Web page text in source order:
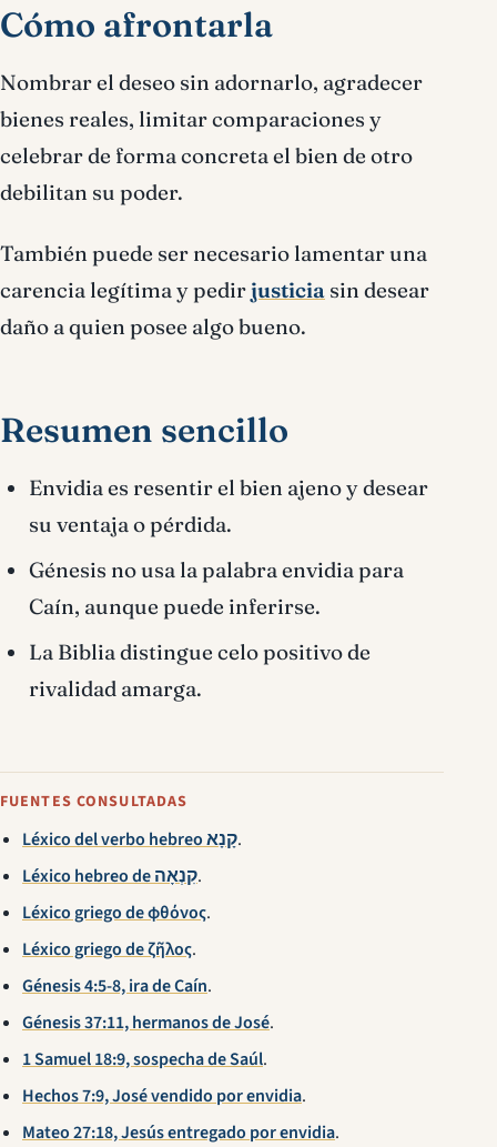
Cómo afrontarla
Nombrar el deseo sin adornarlo, agradecer
bienes reales, limitar comparaciones y
celebrar de forma concreta el bien de otro
debilitan su poder.
También puede ser necesario lamentar una
carencia legítima y pedirjusticia sin desear
daño a quien posee algo bueno.
Resumen sencillo
Envidia es resentir el bien ajeno y desear
su ventaja o pérdida.
Génesis no usa la palabra envidia para
Caín, aunque puede inferirse.
La Biblia distingue celo positivo de
rivalidad amarga.
FUENTES CONSULTADAS
Léxico del verbo hebreo קָנָא.
Léxico hebreo de קִנְאָה.
Léxico griego de φθόνος.
Léxico griego de ζῆλος.
Génesis 4:5-8, ira de Caín.
Génesis 37:11, hermanos de José.
1 Samuel 18:9, sospecha de Saúl.
Hechos 7:9, José vendido por envidia.
Mateo 27:18, Jesús entregado por envidia.